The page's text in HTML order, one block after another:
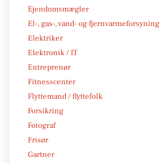
Ejendomsmægler
El-, gas-, vand- og fjernvarmeforsyning
Elektriker
Elektronik / IT
Entreprenør
Fitnesscenter
Flyttemand / flyttefolk
Forsikring
Fotograf
Frisør
Gartner